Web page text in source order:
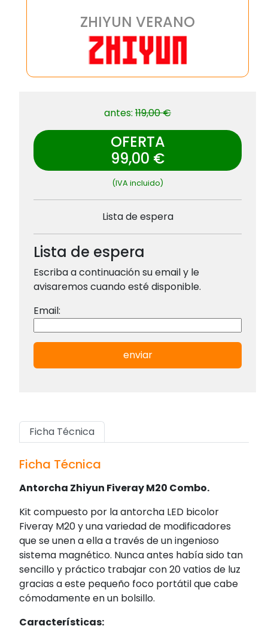
ZHIYUN VERANO
antes: 119,00 €
OFERTA
99,00 €
(IVA incluido)
Lista de espera
Lista de espera
Escriba a continuación su email y le
avisaremos cuando esté disponible.
Email:
enviar
Ficha Técnica
Ficha Técnica
Antorcha Zhiyun Fiveray M20 Combo.
Kit compuesto por la antorcha LED bicolor
Fiveray M20 y una variedad de modificadores
que se unen a ella a través de un ingenioso
sistema magnético. Nunca antes había sido tan
sencillo y práctico trabajar con 20 vatios de luz
gracias a este pequeño foco portátil que cabe
cómodamente en un bolsillo.
Características: